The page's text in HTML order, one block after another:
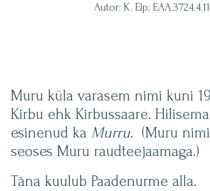
Autor: K. Elp;
Muru küla varasem nimi kuni
Kirbu ehk Kirbussaare.
esinenud ka Murru. (Muru
seoses Muru raudteejaamaga.)
Täna kuulub Paadenurme alla.